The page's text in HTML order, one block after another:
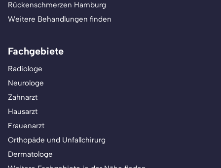
Rückenschmerzen Hamburg
Weitere Behandlungen finden
Fachgebiete
Radiologe
Neurologe
Zahnarzt
Hausarzt
Frauenarzt
Orthopäde und Unfallchirurg
Dermatologe